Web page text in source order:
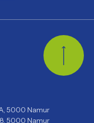
5000 Namur
5000 Namur